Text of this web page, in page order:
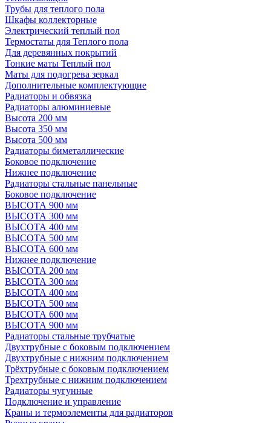
Трубы для теплого пола
Шкафы коллекторные
Электрический теплый пол
Термостаты для Теплого пола
Для деревянных покрытий
Тонкие маты Теплый пол
Маты для подогрева зеркал
Дополнительные комплектующие
Радиаторы и обвязка
Радиаторы алюминиевые
Высота 200 мм
Высота 350 мм
Высота 500 мм
Радиаторы биметаллические
Боковое подключение
Нижнее подключение
Радиаторы стальные панельные
Боковое подключение
ВЫСОТА 900 мм
ВЫСОТА 300 мм
ВЫСОТА 400 мм
ВЫСОТА 500 мм
ВЫСОТА 600 мм
Нижнее подключение
ВЫСОТА 200 мм
ВЫСОТА 300 мм
ВЫСОТА 400 мм
ВЫСОТА 500 мм
ВЫСОТА 600 мм
ВЫСОТА 900 мм
Радиаторы стальные трубчатые
Двухтрубные с боковым подключением
Двухтрубные с нижним подключением
Трёхтрубные с боковым подключением
Трехтрубные с нижним подключением
Радиаторы чугунные
Подключение и управление
Краны и термоэлементы для радиаторов